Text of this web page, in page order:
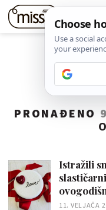
PRONAĐENO
Istražili
11. VELJAČA